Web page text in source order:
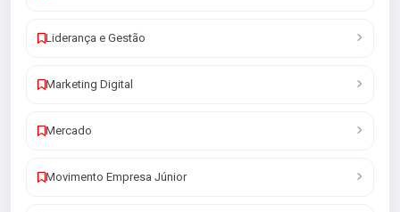
Liderança e Gestão
Marketing Digital
Mercado
Movimento Empresa Júnior